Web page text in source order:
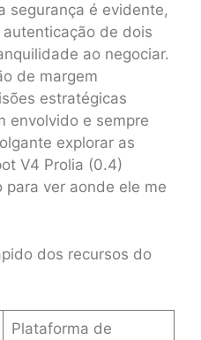
segurança é evidente,
de dois
ao negociar.
de margem
estratégicas
envolvido e sempre
explorar as
V4 Prolia (0.4)
para ver aonde ele me
dos recursos do
Plataforma de